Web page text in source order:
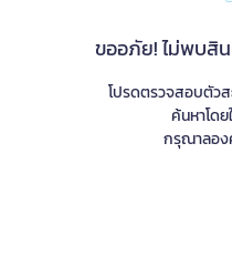
ขออภัย! ไม่พบสิ
โปรดตรวจสอบตัว
ค้นหาโด
กรุณาลอง